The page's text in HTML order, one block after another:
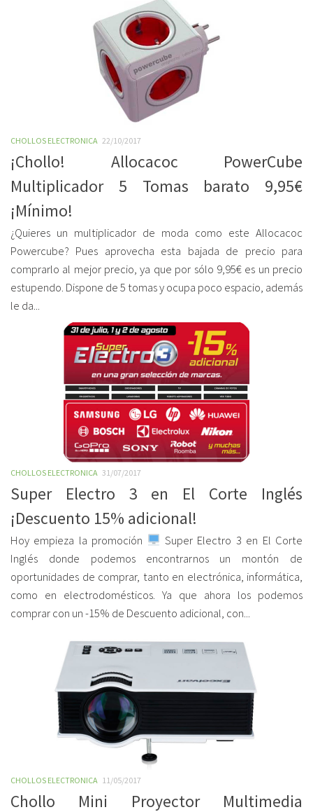
CHOLLOS ELECTRONICA 22/10/2017
¡Chollo! Allocacoc PowerCube
Multiplicador 5 Tomas barato 9,95€
¡Mínimo!
¿Quieres un multiplicador de moda como este Allocacoc
Powercube? Pues aprovecha esta bajada de precio para
comprarlo al mejor precio, ya que por sólo 9,95€ es un precio
estupendo. Dispone de 5 tomas y ocupa poco espacio, además
le da...
CHOLLOS ELECTRONICA 31/07/2017
Super Electro 3 en El Corte Inglés
¡Descuento 15% adicional!
Hoy empieza la promoción
Super Electro 3 en El Corte
Inglés donde podemos encontrarnos un montón de
oportunidades de comprar, tanto en electrónica, informática,
como en electrodomésticos. Ya que ahora los podemos
comprar con un -15% de Descuento adicional, con...
CHOLLOS ELECTRONICA 11/05/2017
Chollo Mini Proyector Multimedia